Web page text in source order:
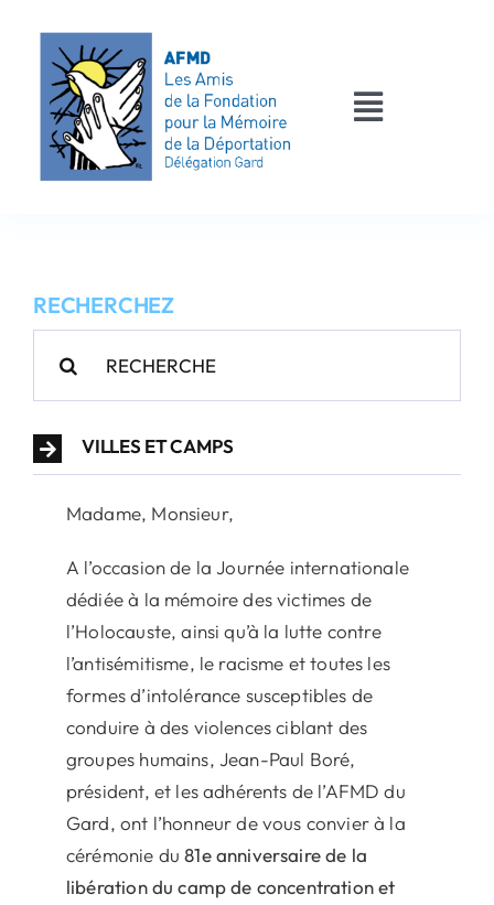
contenu
Toggle
AFMD 30
Les victimes
RECHERCHEZ
VILLES ET CAMPS
Madame, Monsieur,
A l’occasion de la Journée internationale
dédiée à la mémoire des victimes de
l’Holocauste, ainsi qu’à la lutte contre
l’antisémitisme, le racisme et toutes les
formes d’intolérance susceptibles de
conduire à des violences ciblant des
groupes humains, Jean-Paul Boré,
président, et les adhérents de l’AFMD du
Gard, ont l’honneur de vous convier à la
cérémonie du81e anniversaire de la
libération du camp de concentration et